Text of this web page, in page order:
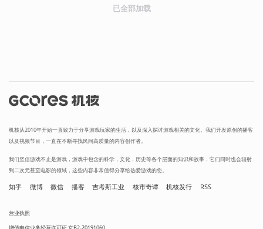
已全部加载
机核从2010年开始一直致力于分享游戏玩家的生活，以及深入探讨游戏相关的文化。我们开发原创的播客
以及视频节目，一直在不断寻找民间高质量的内容创作者。
我们坚信游戏不止是游戏，游戏中包含的科学，文化，历史等各个层面的知识和故事，它们同时也会辐射
到二次元甚至电影的领域，这些内容非常值得分享给热爱游戏的您。
知乎 微博 微信 播客 吉考斯工业 核市奇谭 机核发行 RSS
营业执照
增值电信业务经营许可证 京B2-20191060